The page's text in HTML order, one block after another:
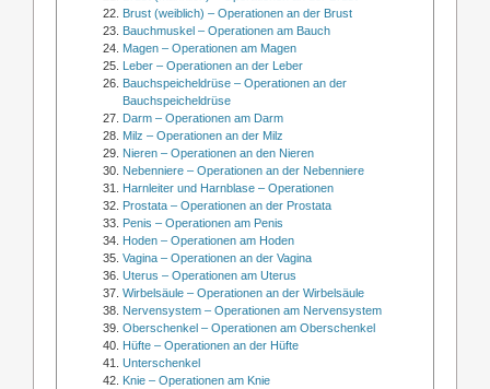
Brust (weiblich) – Operationen an der Brust
Bauchmuskel – Operationen am Bauch
Magen – Operationen am Magen
Leber – Operationen an der Leber
Bauchspeicheldrüse – Operationen an der
Bauchspeicheldrüse
Darm – Operationen am Darm
Milz – Operationen an der Milz
Nieren – Operationen an den Nieren
Nebenniere – Operationen an der Nebenniere
Harnleiter und Harnblase – Operationen
Prostata – Operationen an der Prostata
Penis – Operationen am Penis
Hoden – Operationen am Hoden
Vagina – Operationen an der Vagina
Uterus – Operationen am Uterus
Wirbelsäule – Operationen an der Wirbelsäule
Nervensystem – Operationen am Nervensystem
Oberschenkel – Operationen am Oberschenkel
Hüfte – Operationen an der Hüfte
Unterschenkel
Knie – Operationen am Knie